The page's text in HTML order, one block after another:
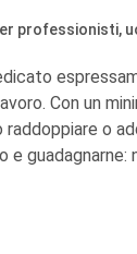
professionisti,
Con un
raddoppiare o
e